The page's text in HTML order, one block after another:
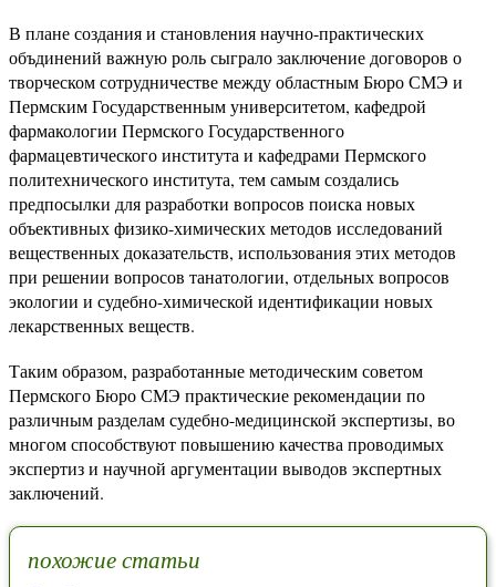
В плане создания и становления научно-практических
объдинений важную роль сыграло заключение договоров о
творческом сотрудничестве между областным Бюро СМЭ и
Пермским Государственным университетом, кафедрой
фармакологии Пермского Государственного
фармацевтического института и кафедрами Пермского
политехнического института, тем самым создались
предпосылки для разработки вопросов поиска новых
объективных физико-химических методов исследований
вещественных доказательств, использования этих методов
при решении вопросов танатологии, отдельных вопросов
экологии и судебно-химической идентификации новых
лекарственных веществ.
Таким образом, разработанные методическим советом
Пермского Бюро СМЭ практические рекомендации по
различным разделам судебно-медицинской экспертизы, во
многом способствуют повышению качества проводимых
экспертиз и научной аргументации выводов экспертных
заключений.
похожие статьи